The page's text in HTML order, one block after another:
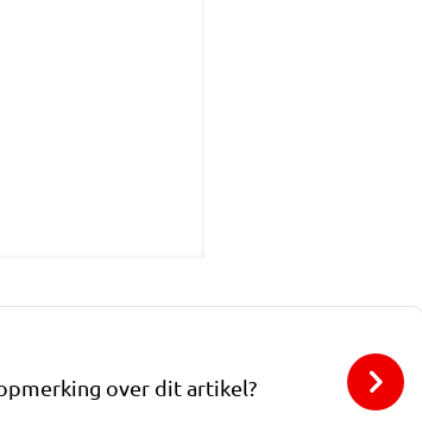
over dit artikel?